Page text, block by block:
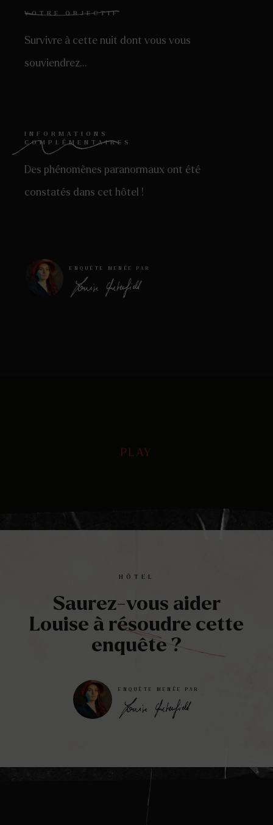
VOTRE OBJECTIF
Survivre à cette nuit dont vous vous
souviendrez…
INFORMATIONS
COMPLÉMENTAIRES
Des phénomènes paranormaux ont été
constatés dans cet hôtel !
ENQUÊTE MENÉE PAR
PLAY
HÔTEL
Saurez-vous aider
Louise à résoudre cette
enquête ?
ENQUÊTE MENÉE PAR